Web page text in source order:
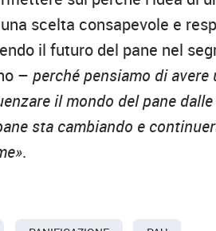
scelta consapevole e
il futuro del pane nel
– perché pensiamo di
il mondo del pane
sta cambiando e
.